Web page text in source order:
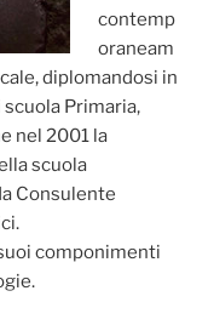
contemp
oraneam
diplomandosi in
Primaria,
nel 2001 la
scuola
Consulente
componimenti